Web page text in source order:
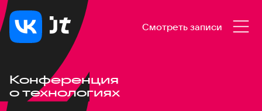
Смотреть записи
Конференция
о технологиях